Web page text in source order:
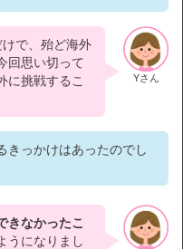
Yさん
で、殆ど海外
回思い切って
に挑戦するこ
きっかけはあったのでし
きなかったこ
うになりまし